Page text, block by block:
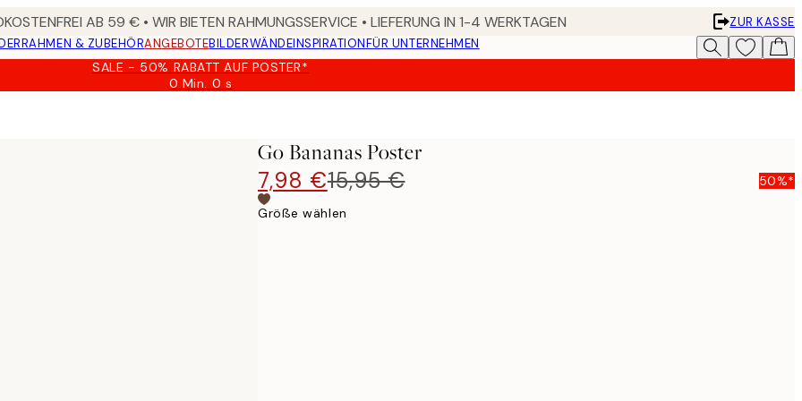
AB 59 € • WIR BIETEN RAHMUNGSSERVICE • LIEFERUNG IN 1-4 WERKTAGEN
ZUR KASSE
RAHMEN & ZUBEHÖRANGEBOTEBILDERWÄNDEINSPIRATIONFÜR UNTERNEHMEN
SALE - 50% RABATT AUF POSTER*
0 Min. 0 s
Gültig
Go Bananas Poster
7,98 €15,95 € 50%*
Größe wählen